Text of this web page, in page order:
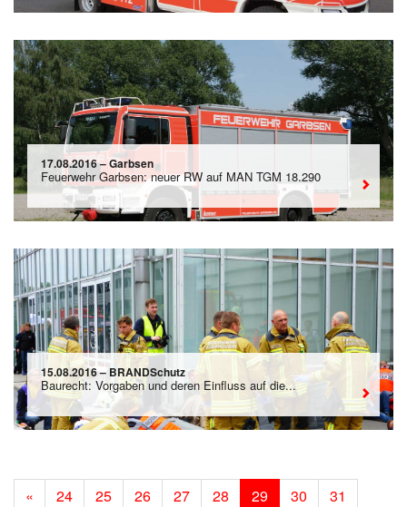
17.08.2016 – Garbsen
Feuerwehr Garbsen: neuer RW auf MAN TGM 18.290
15.08.2016 – BRANDSchutz
Baurecht: Vorgaben und deren Einfluss auf die...
« 24 25 26 27 28 29 30
31